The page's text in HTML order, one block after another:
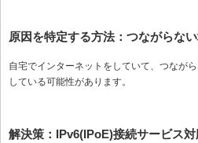
原因を特定する方法：つながらな
自宅でインターネットをしていて、つなが
している可能性があります。
解決策：IPv6(IPoE)接続サービス